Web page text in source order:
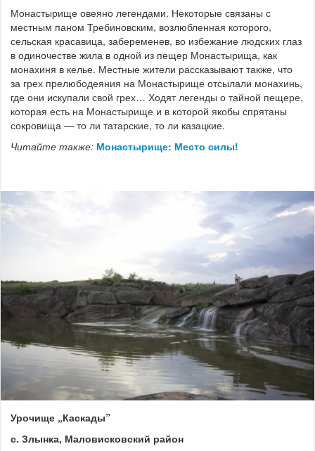
Монастырище овеяно легендами. Некоторые связаны с
местным паном Требиновским, возлюбленная которого,
сельская красавица, забеременев, во избежание людских глаз
в одиночестве жила в одной из пещер Монастырища, как
монахиня в келье. Местные жители рассказывают также, что
за грех прелюбодеяния на Монастырище отсылали монахинь,
где они искупали свой грех… Ходят легенды о тайной пещере,
которая есть на Монастырище и в которой якобы спрятаны
сокровища — то ли татарские, то ли казацкие.
Читайте также: Монастырище: Место силы!
Урочище „Каскады”
с. Злынка, Маловисковский район